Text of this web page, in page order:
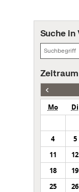
Suche
Mo Di
4
5
11
12
18
19
25
26